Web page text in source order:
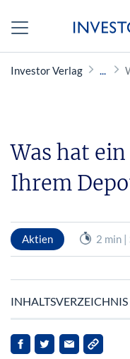
Investor Verlag
Was hat
Ihrem
Aktien 2 min
INHALTSVERZEICHNIS
Beziehung
Jahrzehnten nicht